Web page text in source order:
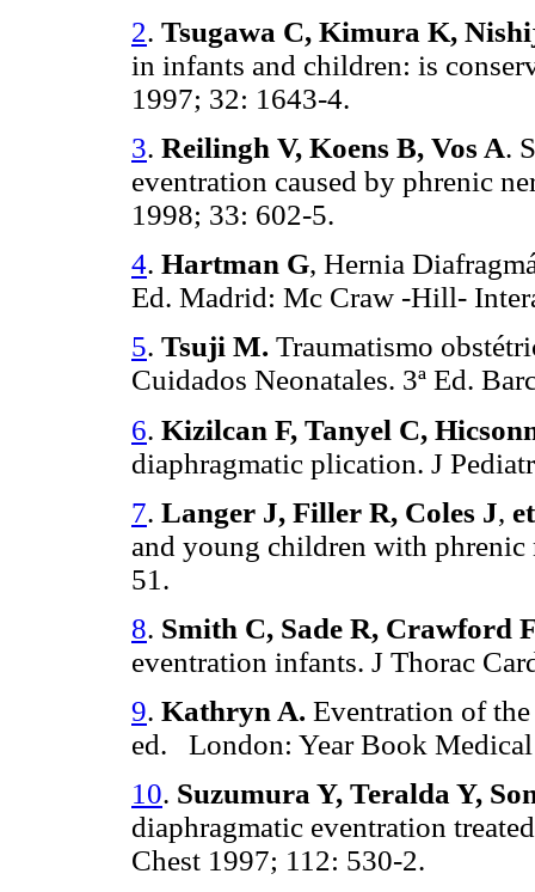
2. Tsugawa C, Kimura K,
in infants and children: is
1997; 32: 1643-4.
3. Reilingh V, Koens B, Vos A.
eventration caused by phrenic
1998; 33: 602-5.
4. Hartman G, Hernia
Ed. Madrid: Mc Craw -Hill-
5. Tsuji M. Traumatismo
Cuidados Neonatales. 3ª Ed.
6. Kizilcan F, Tanyel C,
diaphragmatic plication. J
7. Langer J, Filler R, Coles J,
and young children with phrenic
51.
8. Smith C, Sade R, Crawford
eventration infants. J Thorac
9. Kathryn A. Eventration of
ed. London: Year Book
10. Suzumura Y, Teralda Y,
diaphragmatic eventration
Chest 1997; 112: 530-2.